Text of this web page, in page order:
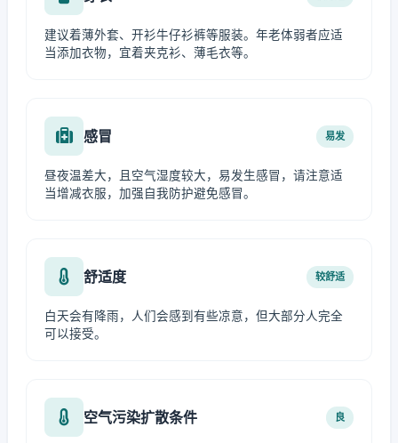
建议着薄外套、开衫牛仔衫裤等服装。年老体弱者应适
当添加衣物，宜着夹克衫、薄毛衣等。
感冒 易发
昼夜温差大，且空气湿度较大，易发生感冒，请注意适
当增减衣服，加强自我防护避免感冒。
舒适度 较舒适
白天会有降雨，人们会感到有些凉意，但大部分人完全
可以接受。
空气污染扩散条件 良